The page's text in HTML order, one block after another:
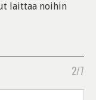
laittaa noihin
2/7